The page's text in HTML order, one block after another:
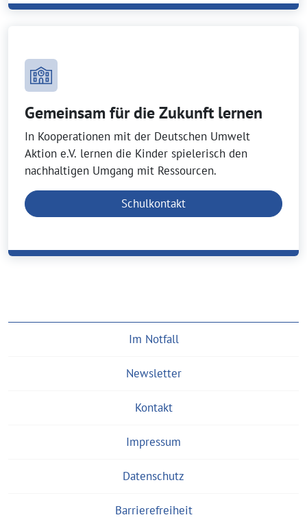
Gemeinsam für die Zukunft lernen
In Kooperationen mit der Deutschen Umwelt
Aktion e.V. lernen die Kinder spielerisch den
nachhaltigen Umgang mit Ressourcen.
Schulkontakt
Im Notfall
Newsletter
Kontakt
Impressum
Datenschutz
Barrierefreiheit